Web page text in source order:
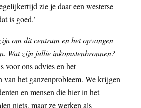
zie je daar een westerse
is goed.’
om dit centrum en het opvangen
Wat zijn jullie inkomstenbronnen?
voor ons advies en het
van het ganzenprobleem. We krijgen
en mensen die hier in het
niets, maar ze werken als